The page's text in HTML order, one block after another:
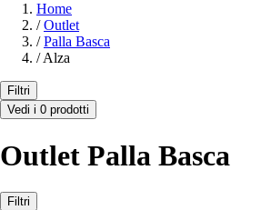
Home
/ Outlet
/ Palla Basca
/ Alza
Filtri
Vedi i 0 prodotti
Outlet Palla Basca
Filtri